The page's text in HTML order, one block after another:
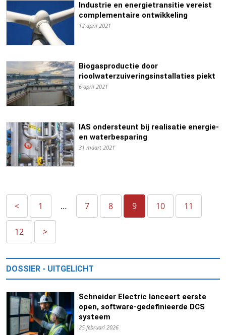
Industrie en energietransitie vereist
complementaire ontwikkeling
12 april 2021
Biogasproductie door
rioolwaterzuiveringsinstallaties piekt
6 april 2021
IAS ondersteunt bij realisatie energie-
en waterbesparing
31 maart 2021
< 1 … 7 8 9 10 11
12 >
DOSSIER - UITGELICHT
Schneider Electric lanceert eerste
open, software-gedefinieerde DCS
systeem
25 februari 2026